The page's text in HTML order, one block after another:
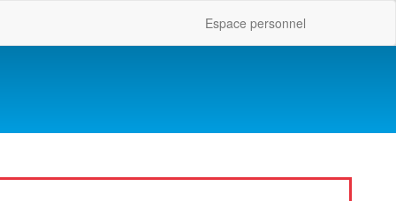
Espace personnel